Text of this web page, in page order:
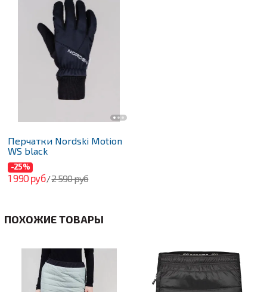
Перчатки Nordski Motion
WS black
-25%
1 990 руб/2 590 руб
ПОХОЖИЕ ТОВАРЫ